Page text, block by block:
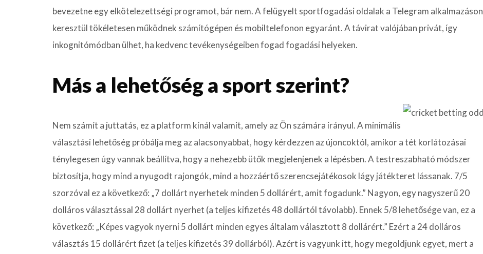
bevezetne egy elkötelezettségi programot, bár nem. A felügyelt sportfogadási oldalak a Telegram alkalmazáson
keresztül tökéletesen működnek számítógépen és mobiltelefonon egyaránt. A távirat valójában privát, így
inkognitómódban ülhet, ha kedvenc tevékenységeiben fogad fogadási helyeken.
Más a lehetőség a sport szerint?
Nem számít a juttatás, ez a platform kínál valamit, amely az Ön számára irányul. A minimális
választási lehetőség próbálja meg az alacsonyabbat, hogy kérdezzen az újoncoktól, amikor a tét korlátozásai
ténylegesen úgy vannak beállítva, hogy a nehezebb ütők megjelenjenek a lépésben. A testreszabható módszer
biztosítja, hogy mind a nyugodt rajongók, mind a hozzáértő szerencsejátékosok lágy játékteret lássanak. 7/5
szorzóval ez a következő: „7 dollárt nyerhetek minden 5 dollárért, amit fogadunk.” Nagyon, egy nagyszerű 20
dolláros választással 28 dollárt nyerhet (a teljes kifizetés 48 dollártól távolabb). Ennek 5/8 lehetősége van, ez a
következő: „Képes vagyok nyerni 5 dollárt minden egyes általam választott 8 dollárért.” Ezért a 24 dolláros
választás 15 dollárért fizet (a teljes kifizetés 39 dollárból). Azért is vagyunk itt, hogy megoldjunk egyet, mert a